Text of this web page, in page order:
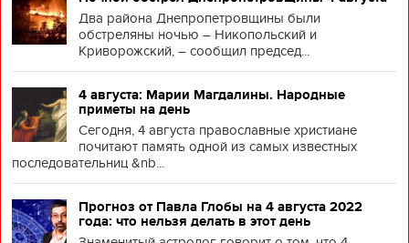
Два района Днепропетровщины были
обстреляны ночью – Никопольский и
Криворожский, – сообщил председ...
4 августа: Марии Магдалины. Народные
приметы на день
Сегодня, 4 августа православные христиане
почитают память одной из самых известных
последовательниц &nb...
Прогноз от Павла Глобы на 4 августа 2022
года: что нельзя делать в этот день